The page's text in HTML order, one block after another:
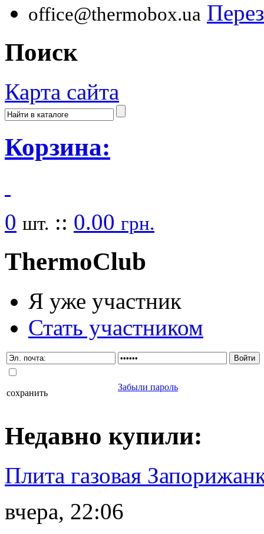
office@thermobox.ua
Поиск
Карта сайта
Корзина:
0 шт. :: 0.00 грн.
ThermoClub
Я уже участник
Стать участником
сохранить
Забыли пароль
Недавно купили:
Плита газовая
вчера, 22:06